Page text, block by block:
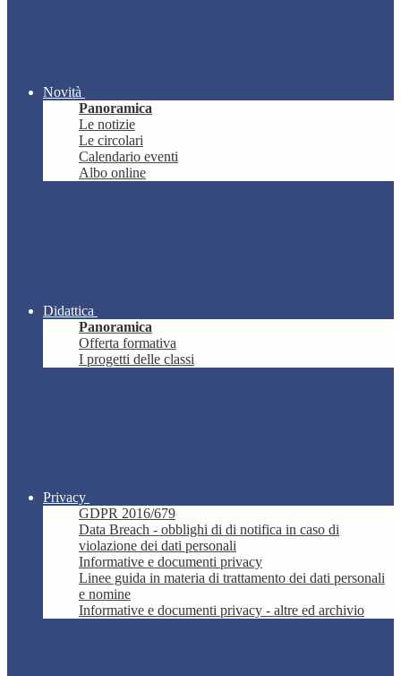
Novità
Panoramica
Le notizie
Le circolari
Calendario eventi
Albo online
Didattica
Panoramica
Offerta formativa
I progetti delle classi
Privacy
GDPR 2016/679
Data Breach - obblighi di di notifica in caso di
violazione dei dati personali
Informative e documenti privacy
Linee guida in materia di trattamento dei dati personali
e nomine
Informative e documenti privacy - altre ed archivio